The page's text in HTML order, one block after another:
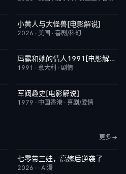
已完结
小黄人与大怪兽[电影解说]
2026 · 美国 · 喜剧/科幻
已完结 6.1玛露和她的情人1991[电影解说]
1991 · 意大利 · 剧情
已完结
军阀趣史[电影解说]
1979 · 中国香港 · 喜剧/爱情
更多
完结
七零带三娃，高嫁后逆袭了
2026 · · AI漫